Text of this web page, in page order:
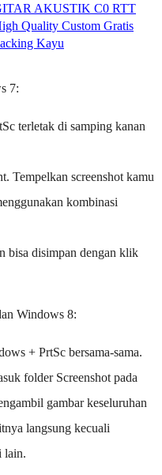
AKUSTIK C0 RTT
Quality Custom Gratis
Kayu
7:
terletak di samping kanan
Tempelkan screenshot kamu
kombinasi
bisa disimpan dengan klik
Windows 8:
+ PrtSc bersama-sama.
folder Screenshot pada
gambar keseluruhan
langsung kecuali
lain.